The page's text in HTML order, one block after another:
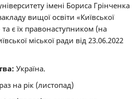
імені Бориса Грінченка
вищої освіти «Київської
та є їх правонаступником (на
міської ради від 23.06.2022
Україна.
на рік (листопад)